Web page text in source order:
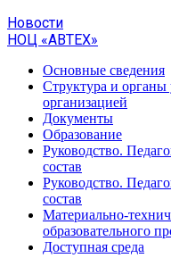
Новости
НОЦ «АВТЕХ»
Основные сведения
Структура и органы
организацией
Документы
Образование
Руководство.
состав
Руководство.
состав
Материально-
образовательного
Доступная среда